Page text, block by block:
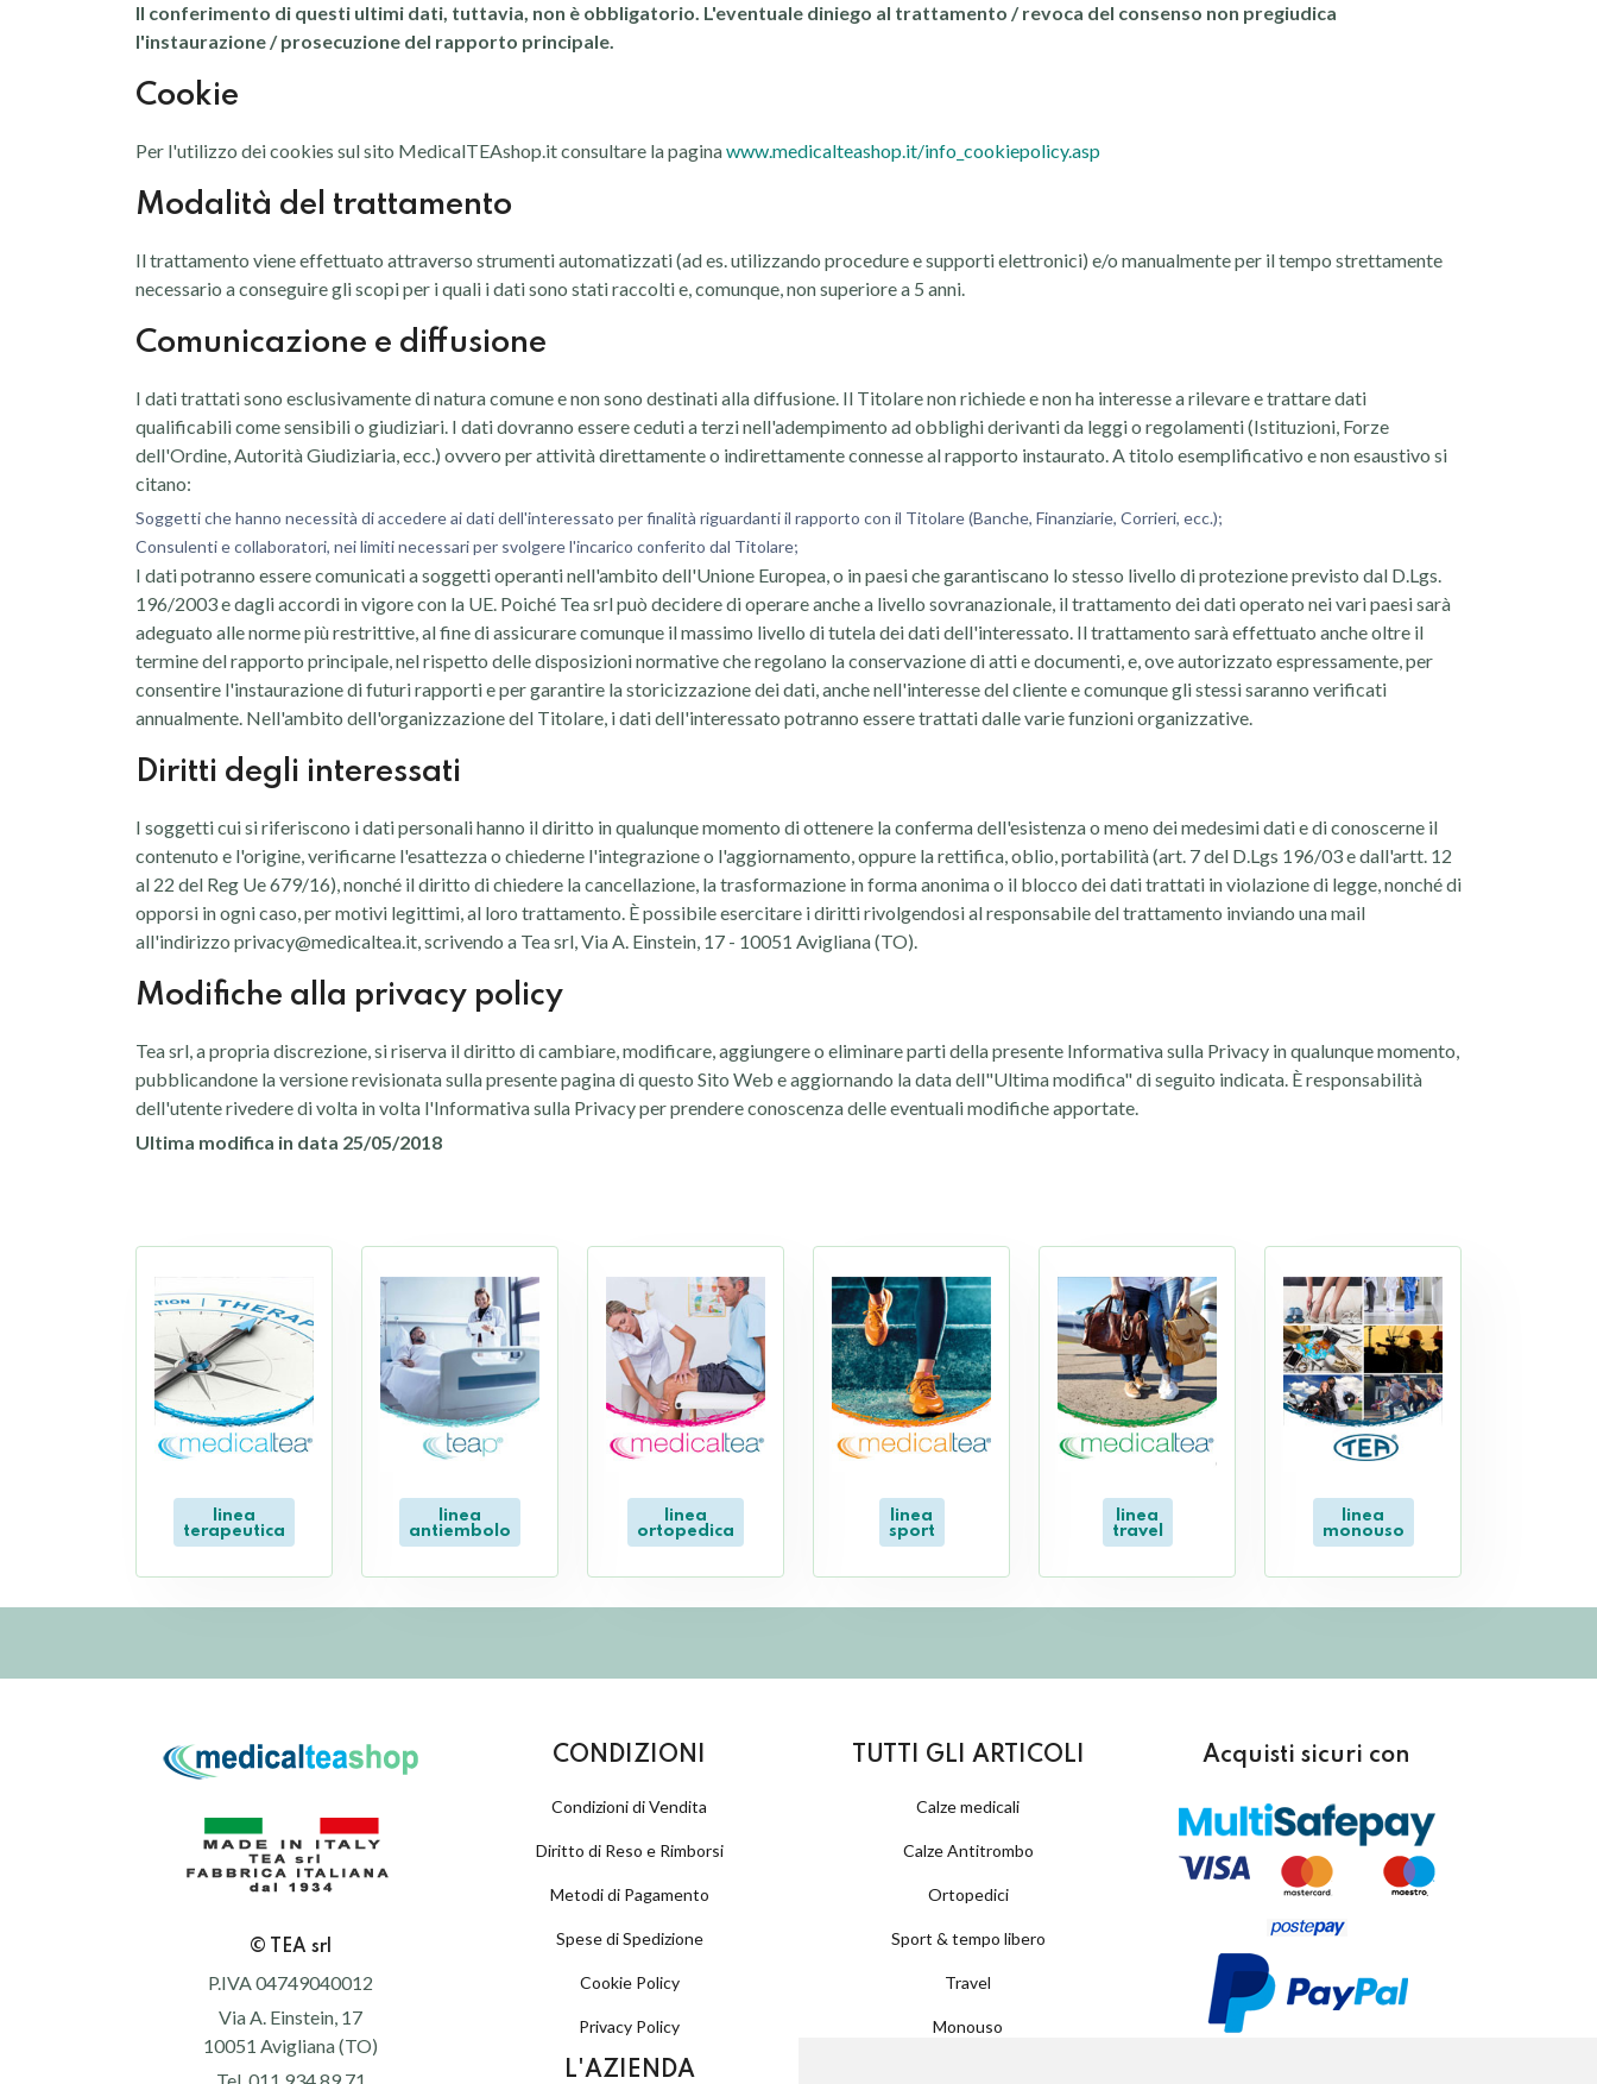
Il conferimento di questi ultimi dati, tuttavia, non è obbligatorio. L'eventuale diniego al trattamento / revoca del consenso non pregiudica
l'instaurazione / prosecuzione del rapporto principale.
Cookie
Per l'utilizzo dei cookies sul sito MedicalTEAshop.it consultare la paginawww.medicalteashop.it/info_cookiepolicy.asp
Modalità del trattamento
Il trattamento viene effettuato attraverso strumenti automatizzati (ad es. utilizzando procedure e supporti elettronici) e/o manualmente per il tempo strettamente
necessario a conseguire gli scopi per i quali i dati sono stati raccolti e, comunque, non superiore a 5 anni.
Comunicazione e diffusione
I dati trattati sono esclusivamente di natura comune e non sono destinati alla diffusione. Il Titolare non richiede e non ha interesse a rilevare e trattare dati
qualificabili come sensibili o giudiziari. I dati dovranno essere ceduti a terzi nell'adempimento ad obblighi derivanti da leggi o regolamenti (Istituzioni, Forze
dell'Ordine, Autorità Giudiziaria, ecc.) ovvero per attività direttamente o indirettamente connesse al rapporto instaurato. A titolo esemplificativo e non esaustivo si
citano:
Soggetti che hanno necessità di accedere ai dati dell'interessato per finalità riguardanti il rapporto con il Titolare (Banche, Finanziarie, Corrieri, ecc.);
Consulenti e collaboratori, nei limiti necessari per svolgere l'incarico conferito dal Titolare;
I dati potranno essere comunicati a soggetti operanti nell'ambito dell'Unione Europea, o in paesi che garantiscano lo stesso livello di protezione previsto dal D.Lgs.
196/2003 e dagli accordi in vigore con la UE. Poiché Tea srl può decidere di operare anche a livello sovranazionale, il trattamento dei dati operato nei vari paesi sarà
adeguato alle norme più restrittive, al fine di assicurare comunque il massimo livello di tutela dei dati dell'interessato. Il trattamento sarà effettuato anche oltre il
termine del rapporto principale, nel rispetto delle disposizioni normative che regolano la conservazione di atti e documenti, e, ove autorizzato espressamente, per
consentire l'instaurazione di futuri rapporti e per garantire la storicizzazione dei dati, anche nell'interesse del cliente e comunque gli stessi saranno verificati
annualmente. Nell'ambito dell'organizzazione del Titolare, i dati dell'interessato potranno essere trattati dalle varie funzioni organizzative.
Diritti degli interessati
I soggetti cui si riferiscono i dati personali hanno il diritto in qualunque momento di ottenere la conferma dell'esistenza o meno dei medesimi dati e di conoscerne il
contenuto e l'origine, verificarne l'esattezza o chiederne l'integrazione o l'aggiornamento, oppure la rettifica, oblio, portabilità (art. 7 del D.Lgs 196/03 e dall'artt. 12
al 22 del Reg Ue 679/16), nonché il diritto di chiedere la cancellazione, la trasformazione in forma anonima o il blocco dei dati trattati in violazione di legge, nonché di
opporsi in ogni caso, per motivi legittimi, al loro trattamento. È possibile esercitare i diritti rivolgendosi al responsabile del trattamento inviando una mail
all'indirizzo privacy@medicaltea.it, scrivendo a Tea srl, Via A. Einstein, 17 - 10051 Avigliana (TO).
Modifiche alla privacy policy
Tea srl, a propria discrezione, si riserva il diritto di cambiare, modificare, aggiungere o eliminare parti della presente Informativa sulla Privacy in qualunque momento,
pubblicandone la versione revisionata sulla presente pagina di questo Sito Web e aggiornando la data dell"Ultima modifica" di seguito indicata. È responsabilità
dell'utente rivedere di volta in volta l'Informativa sulla Privacy per prendere conoscenza delle eventuali modifiche apportate.
Ultima modifica in data 25/05/2018
linea
terapeutica
linea
antiembolo
linea
ortopedica
linea
sport
linea
travel
linea
monouso
© TEA srl
P.IVA 04749040012
Via A. Einstein, 17
10051 Avigliana (TO)
CONDIZIONI
Condizioni di Vendita
Diritto di Reso e Rimborsi
Metodi di Pagamento
Spese di Spedizione
Cookie Policy
Privacy Policy
L'AZIENDA
TUTTI GLI ARTICOLI
Calze medicali
Calze Antitrombo
Ortopedici
Sport & tempo libero
Travel
Monouso
Acquisti sicuri con